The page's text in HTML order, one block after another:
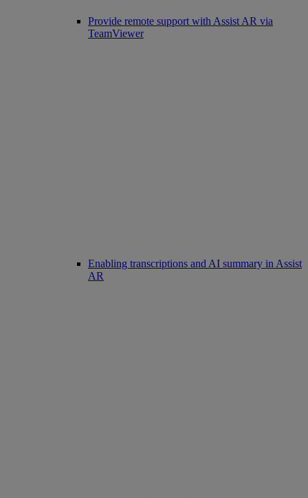
Provide remote support with Assist AR via
TeamViewer
Enabling transcriptions and AI summary in Assist
AR